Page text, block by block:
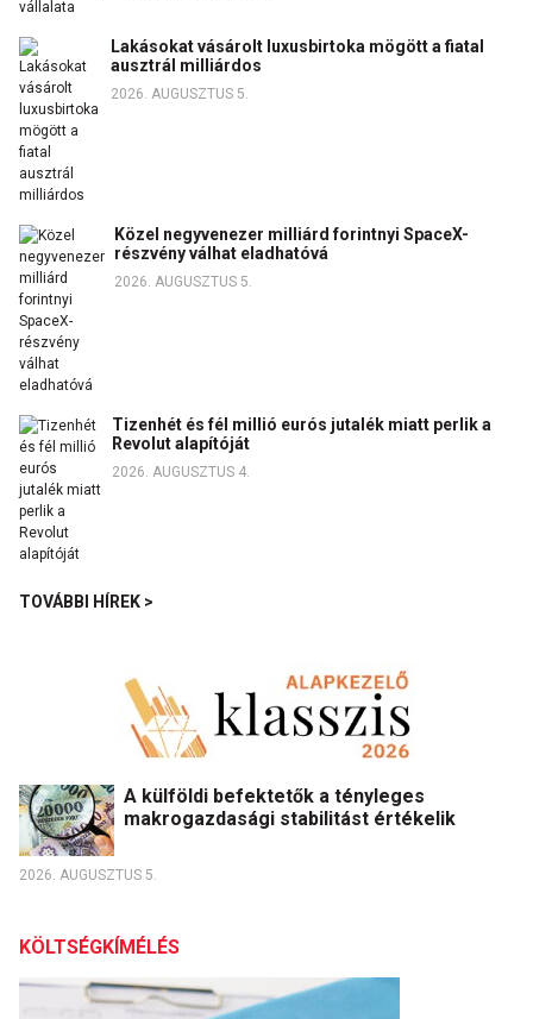
Lakásokat vásárolt luxusbirtoka mögött a fiatal
ausztrál milliárdos
2026. AUGUSZTUS 5.
Közel negyvenezer milliárd forintnyi SpaceX-
részvény válhat eladhatóvá
2026. AUGUSZTUS 5.
Tizenhét és fél millió eurós jutalék miatt perlik a
Revolut alapítóját
2026. AUGUSZTUS 4.
TOVÁBBI HÍREK >
A külföldi befektetők a tényleges
makrogazdasági stabilitást értékelik
2026. AUGUSZTUS 5.
KÖLTSÉGKÍMÉLÉS